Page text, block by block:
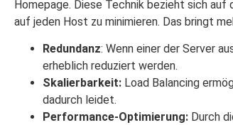
Homepage. Diese Technik bezieht sich
auf jeden Host zu minimieren. Das bringt
Redundanz: Wenn einer der Server
erheblich reduziert werden.
Skalierbarkeit: Load Balancing
dadurch leidet.
Performance-Optimierung: Durch